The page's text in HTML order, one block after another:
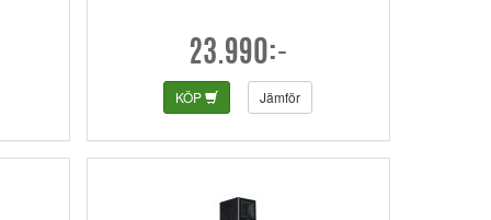
samt
ljud,
inte så
en
spelar
23.990:-
KÖP Jämför